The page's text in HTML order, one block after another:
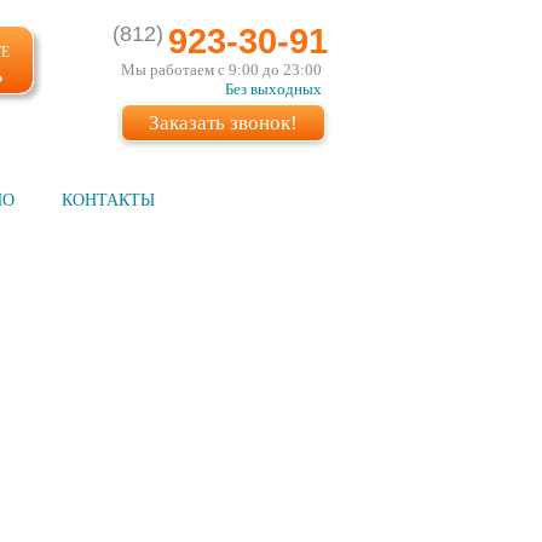
(812) 923-30-91
Мы работаем с 9:00 до 23:00
Без выходных
Заказать звонок!
КОНТАКТЫ